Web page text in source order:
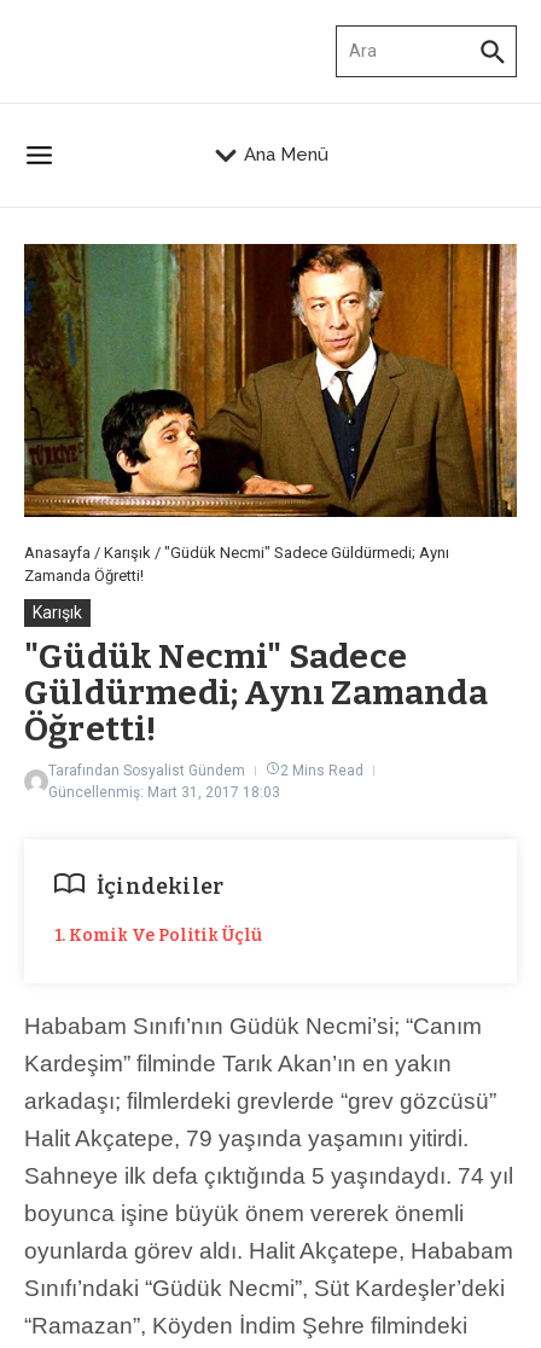
Ana Menü
Anasayfa / Karışık / "Güdük Necmi" Sadece Güldürmedi; Aynı
Zamanda Öğretti!
Karışık
"Güdük Necmi" Sadece
Güldürmedi; Aynı Zamanda
Öğretti!
Tarafından Sosyalist Gündem
2 Mins Read
Güncellenmiş: Mart 31, 2017 18:03
İçindekiler
1. Komik Ve Politik Üçlü
Hababam Sınıfı’nın Güdük Necmi’si; “Canım
Kardeşim” filminde Tarık Akan’ın en yakın
arkadaşı; filmlerdeki grevlerde “grev gözcüsü”
Halit Akçatepe, 79 yaşında yaşamını yitirdi.
Sahneye ilk defa çıktığında 5 yaşındaydı. 74 yıl
boyunca işine büyük önem vererek önemli
oyunlarda görev aldı. Halit Akçatepe, Hababam
Sınıfı’ndaki “Güdük Necmi”, Süt Kardeşler’deki
“Ramazan”, Köyden İndim Şehre filmindeki